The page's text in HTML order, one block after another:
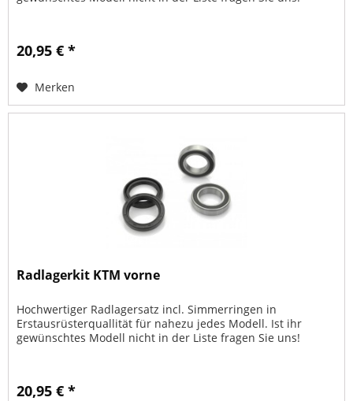
20,95 € *
Merken
Radlagerkit KTM vorne
Hochwertiger Radlagersatz incl. Simmerringen in
Erstausrüsterquallität für nahezu jedes Modell. Ist ihr
gewünschtes Modell nicht in der Liste fragen Sie uns!
20,95 € *